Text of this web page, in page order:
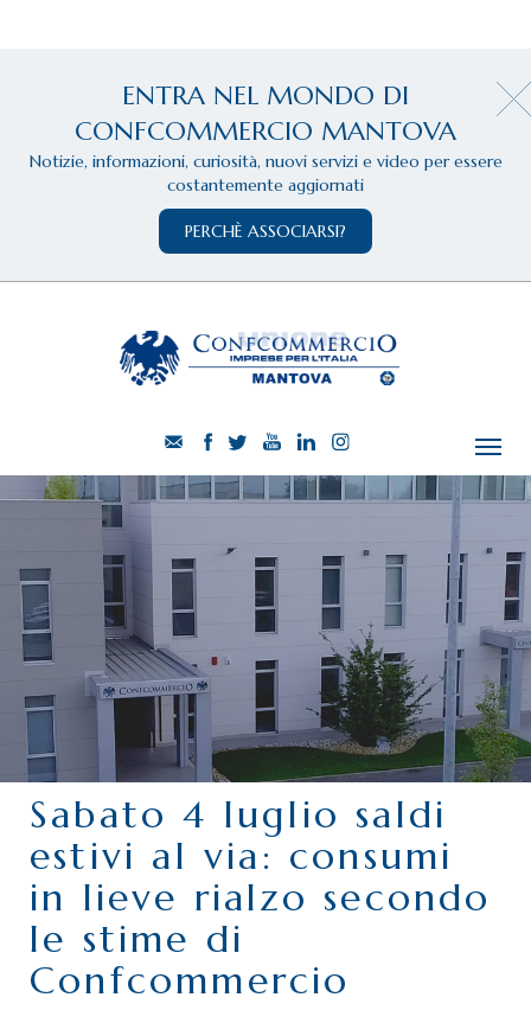
ENTRA NEL MONDO DI
CONFCOMMERCIO MANTOVA
Notizie, informazioni, curiosità, nuovi servizi e video per essere
costantemente aggiornati
PERCHÈ ASSOCIARSI?
CHI SIAMO
SERVIZI
CATEGORIE
DELEGAZIONI
ATTIVITÀ STORICHE
PERIODICO
PERCHÉ ASSOCIARSI?
DOVE SIAMO
CONTATTI
Sabato 4 luglio saldi
estivi al via: consumi
in lieve rialzo secondo
le stime di
Confcommercio